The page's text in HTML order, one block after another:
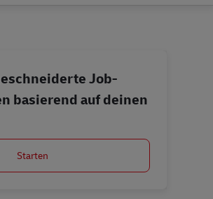
Job-
basierend auf deinen
Starten